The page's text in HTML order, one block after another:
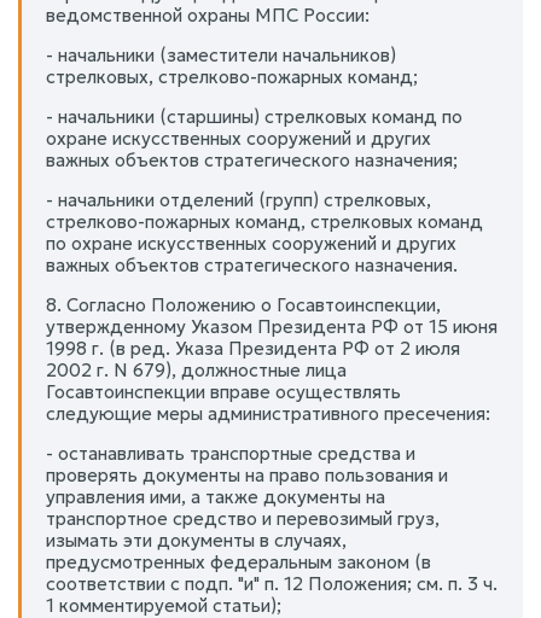
ведомственной охраны МПС России:
- начальники (заместители начальников)
стрелковых, стрелково-пожарных команд;
- начальники (старшины) стрелковых команд по
охране искусственных сооружений и других
важных объектов стратегического назначения;
- начальники отделений (групп) стрелковых,
стрелково-пожарных команд, стрелковых команд
по охране искусственных сооружений и других
важных объектов стратегического назначения.
8. Согласно Положению о Госавтоинспекции,
утвержденному Указом Президента РФ от 15 июня
1998 г. (в ред. Указа Президента РФ от 2 июля
2002 г. N 679), должностные лица
Госавтоинспекции вправе осуществлять
следующие меры административного пресечения:
- останавливать транспортные средства и
проверять документы на право пользования и
управления ими, а также документы на
транспортное средство и перевозимый груз,
изымать эти документы в случаях,
предусмотренных федеральным законом (в
соответствии с подп. "и" п. 12 Положения; см. п. 3 ч.
1 комментируемой статьи);